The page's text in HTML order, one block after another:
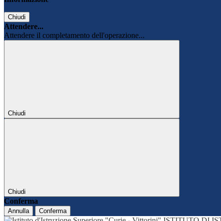
Chiudi
Attendere...
Attendere il completamento dell'operazione...
Chiudi
Chiudi
Conferma
Annulla Conferma